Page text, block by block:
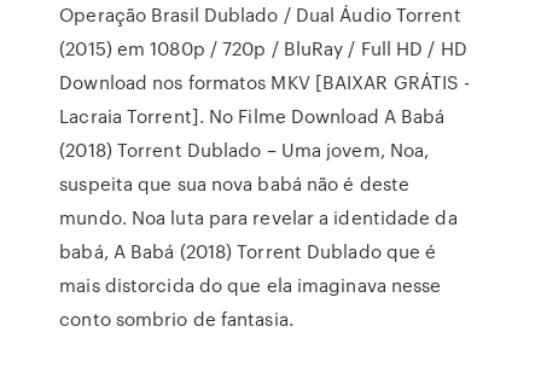
Operação Brasil Dublado / Dual Áudio Torrent
(2015) em 1080p / 720p / BluRay / Full HD / HD
Download nos formatos MKV [BAIXAR GRÁTIS -
Lacraia Torrent]. No Filme Download A Babá
(2018) Torrent Dublado – Uma jovem, Noa,
suspeita que sua nova babá não é deste
mundo. Noa luta para revelar a identidade da
babá, A Babá (2018) Torrent Dublado que é
mais distorcida do que ela imaginava nesse
conto sombrio de fantasia.